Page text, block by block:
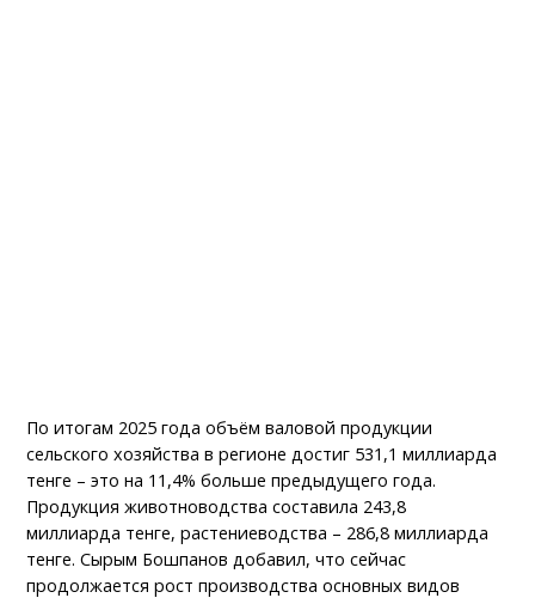
По итогам 2025 года объём валовой продукции
сельского хозяйства в регионе достиг 531,1 миллиарда
тенге – это на 11,4% больше предыдущего года.
Продукция животноводства составила 243,8
миллиарда тенге, растениеводства – 286,8 миллиарда
тенге. Сырым Бошпанов добавил, что сейчас
продолжается рост производства основных видов